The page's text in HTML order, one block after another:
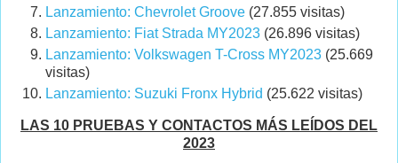
Lanzamiento: Chevrolet Groove (27.855 visitas)
Lanzamiento: Fiat Strada MY2023 (26.896 visitas)
Lanzamiento: Volkswagen T-Cross MY2023 (25.669
visitas)
Lanzamiento: Suzuki Fronx Hybrid (25.622 visitas)
LAS 10 PRUEBAS Y CONTACTOS MÁS LEÍDOS DEL
2023